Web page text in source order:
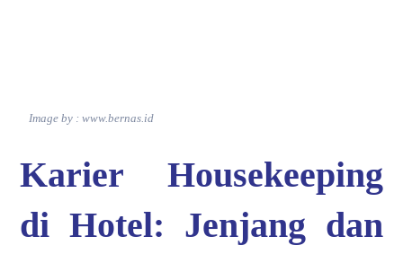
Image by : www.bernas.id
Karier Housekeeping
di Hotel: Jenjang dan